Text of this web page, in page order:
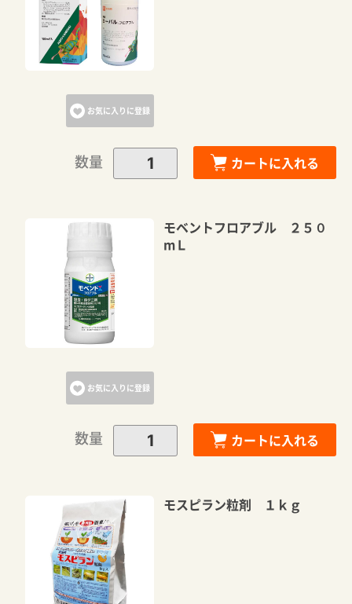
お気に入りに登録
数量 カートに入れる
お気に入りに登録
モベントフロアブル ２５０
mＬ
数量 カートに入れる
モスピラン粒剤 １ｋｇ